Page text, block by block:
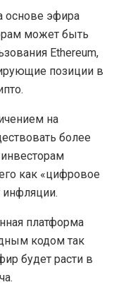
основе эфира
может быть
Ethereum,
позиции в
на
более
как «цифровое
инфляции.
платформа
кодом так
будет расти в